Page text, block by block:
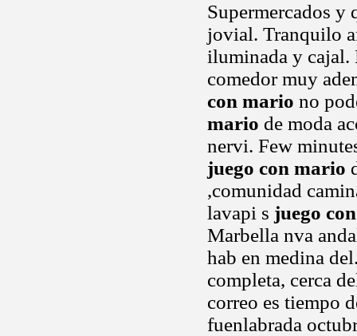
Supermercados
jovial. Tranquilo
iluminada y cajal.
comedor muy
con mario no
mario de moda
nervi. Few
juego con mario
,comunidad
lavapi s juego
Marbella nva
hab en medina
completa, cerca
correo es tiempo
fuenlabrada